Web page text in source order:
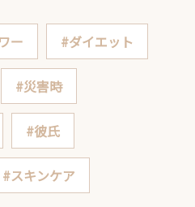
ー #ダイエット
#災害時
#彼氏
#スキンケア